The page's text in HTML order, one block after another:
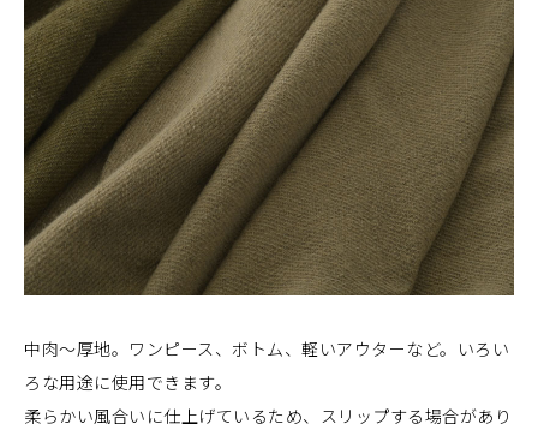
中肉～厚地。ワンピース、ボトム、軽いアウターなど。いろい
ろな用途に使用できます。
柔らかい風合いに仕上げているため、スリップする場合があり